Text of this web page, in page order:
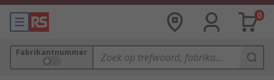
0
Fabrikantnummer